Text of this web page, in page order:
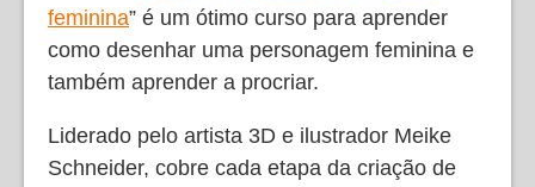
feminina” é um ótimo curso para aprender
como desenhar uma personagem feminina e
também aprender a procriar.
Liderado pelo artista 3D e ilustrador Meike
Schneider, cobre cada etapa da criação de